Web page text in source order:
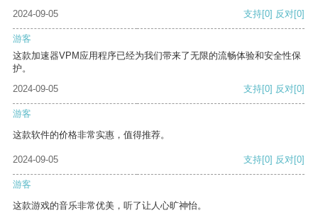
2024-09-05
支持[0] 反对[0]
游客
这款加速器VPM应用程序已经为我们带来了无限的流畅体验和安全性保
护。
2024-09-05
支持[0] 反对[0]
游客
这款软件的价格非常实惠，值得推荐。
2024-09-05 支持[0] 反对[0]
游客
这款游戏的音乐非常优美，听了让人心旷神怡。